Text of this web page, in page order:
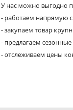
У нас можно выгодно
- работаем напрямую
- закупаем товар
- предлагаем сезонные
- отслеживаем цены